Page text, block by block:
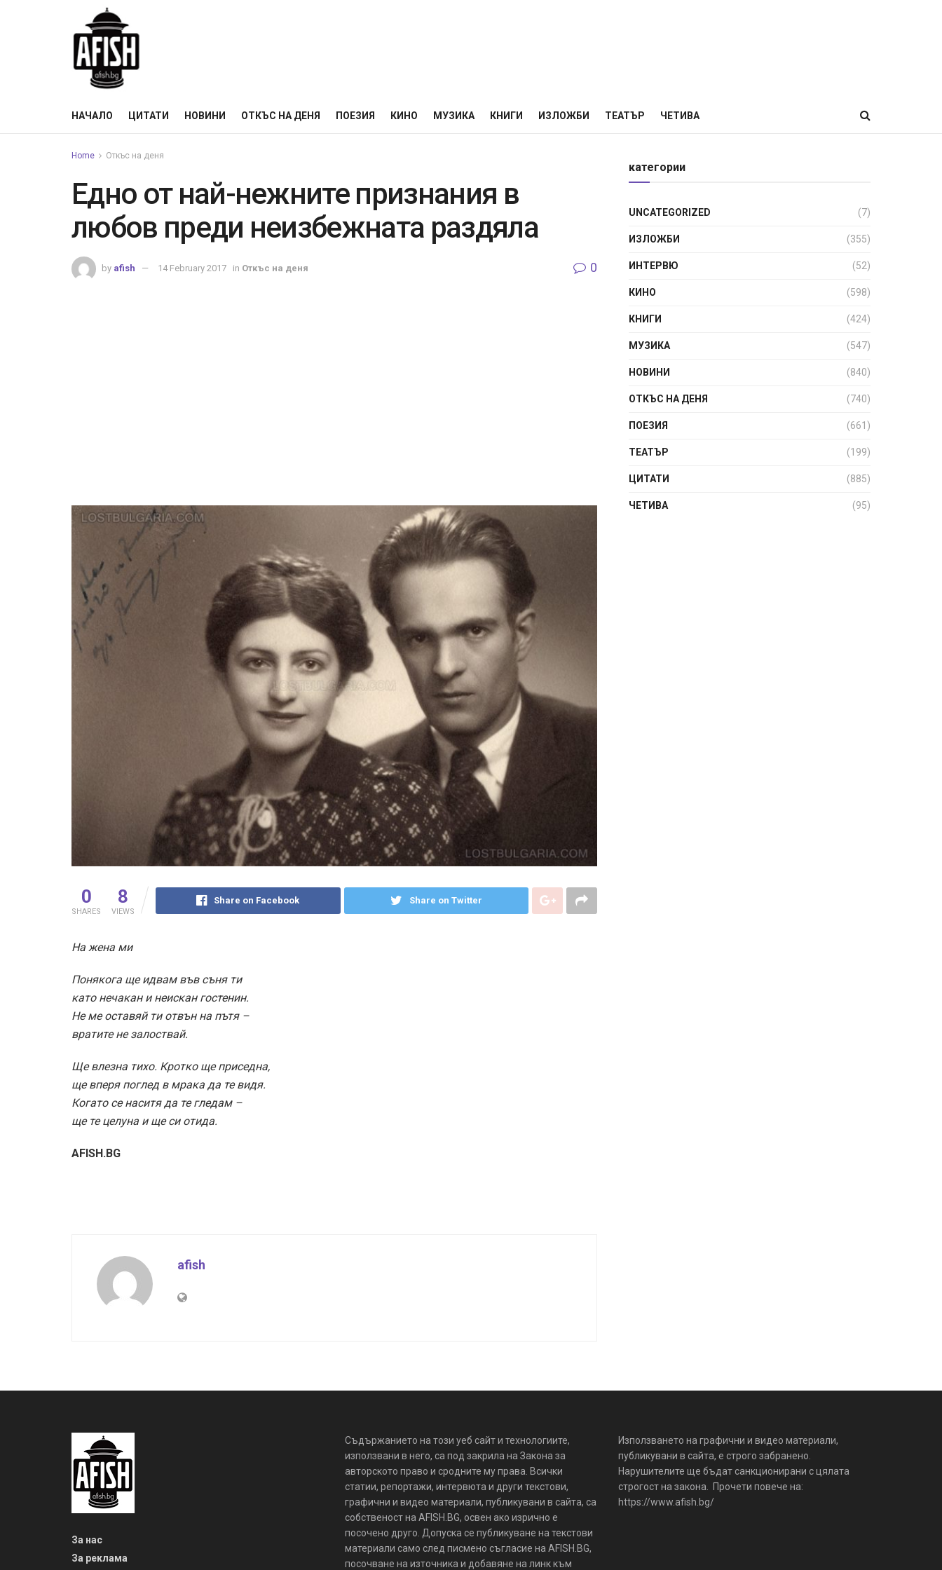
НАЧАЛО ЦИТАТИ НОВИНИ ОТКЪС НА ДЕНЯ ПОЕЗИЯ КИНО МУЗИКА КНИГИ ИЗЛОЖБИ ТЕАТЪР ЧЕТИВА
Home Откъс на деня
Едно от най-нежните признания в
любов преди неизбежната раздяла
by afish 14 February 2017 in Откъс на деня 0
0
SHARES
8
VIEWS
Share on Facebook Share on Twitter
На жена ми
Понякога ще идвам във съня ти
като нечакан и неискан гостенин.
Не ме оставяй ти отвън на пътя –
вратите не залоствай.
Ще влезна тихо. Кротко ще приседна,
ще вперя поглед в мрака да те видя.
Когато се наситя да те гледам –
ще те целуна и ще си отида.
AFISH.BG
afish
категории
UNCATEGORIZED (7)
ИЗЛОЖБИ (355)
ИНТЕРВЮ (52)
КИНО (598)
КНИГИ (424)
МУЗИКА (547)
НОВИНИ (840)
ОТКЪС НА ДЕНЯ (740)
ПОЕЗИЯ (661)
ТЕАТЪР (199)
ЦИТАТИ (885)
ЧЕТИВА (95)
За нас
За реклама
Съдържанието на този уеб сайт и технологиите,
използвани в него, са под закрила на Закона за
авторското право и сродните му права. Всички
статии, репортажи, интервюта и други текстови,
графични и видео материали, публикувани в сайта, са
собственост на AFISH.BG, освен ако изрично е
посочено друго. Допуска се публикуване на текстови
материали само след писмено съгласие на AFISH.BG,
посочване на източника и добавяне на линк към
Използването на графични и видео материали,
публикувани в сайта, е строго забранено.
Нарушителите ще бъдат санкционирани с цялата
строгост на закона. Прочети повече на:
https://www.afish.bg/